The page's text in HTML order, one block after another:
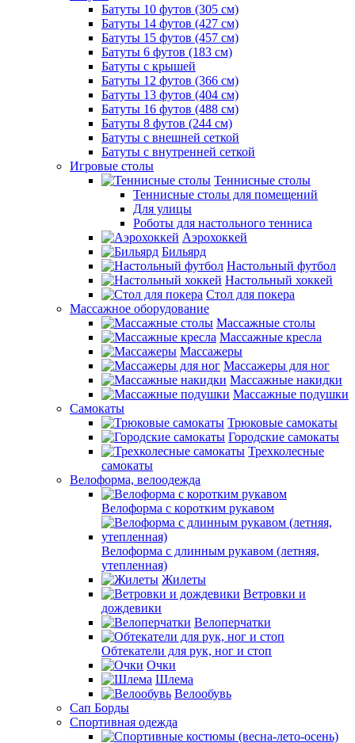
Батуты 10 футов (305 см)
Батуты 14 футов (427 см)
Батуты 15 футов (457 см)
Батуты 6 футов (183 см)
Батуты с крышей
Батуты 12 футов (366 см)
Батуты 13 футов (404 см)
Батуты 16 футов (488 см)
Батуты 8 футов (244 см)
Батуты с внешней сеткой
Батуты с внутренней сеткой
Игровые столы
Теннисные столы
Теннисные столы для помещений
Для улицы
Роботы для настольного тенниса
Аэрохоккей
Бильярд
Настольный футбол
Настольный хоккей
Стол для покера
Массажное оборудование
Массажные столы
Массажные кресла
Массажеры
Массажеры для ног
Массажные накидки
Массажные подушки
Самокаты
Трюковые самокаты
Городские самокаты
Трехколесные
самокаты
Велоформа, велоодежда
Велоформа с коротким рукавом
Велоформа с длинным рукавом (летняя,
утепленная)
Жилеты
Ветровки и
дождевики
Велоперчатки
Обтекатели для рук, ног и стоп
Очки
Шлема
Велообувь
Сап Борды
Спортивная одежда